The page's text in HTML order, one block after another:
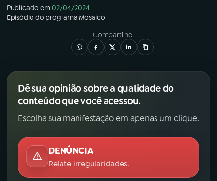
Publicado em02/04/2024
Episódio do programa Mosaico
Compartilhe
Dê sua opinião sobre a qualidade do
conteúdo que você acessou.
Escolha sua manifestação em apenas um clique.
DENÚNCIA
Relate irregularidades.